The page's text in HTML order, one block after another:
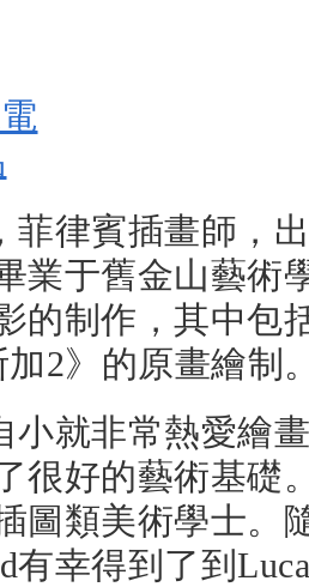
菲律賓插畫師，
業于舊金山藝術
的制作，其中包
2》的原畫繪制
小就非常熱愛繪
很好的藝術基礎
圖類美術學士。
有幸得到了到